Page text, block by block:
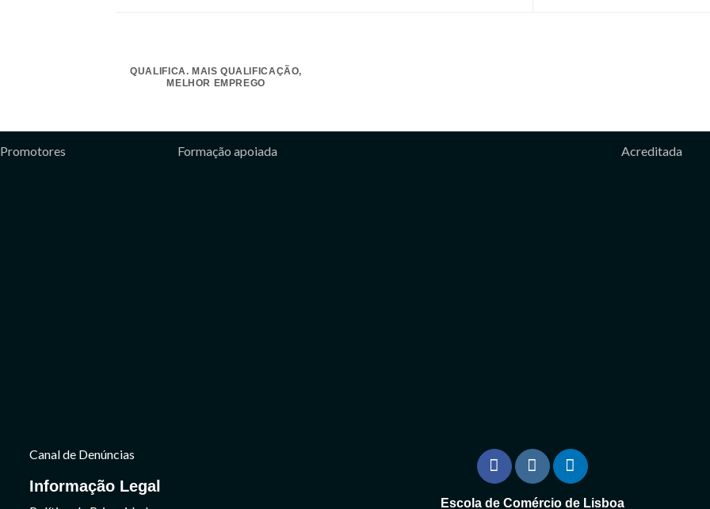
QUALIFICA. MAIS QUALIFICAÇÃO,
MELHOR EMPREGO
Promotores Formação apoiada Acreditada
Canal de Denúncias
Informação Legal
Escola de Comércio de Lisboa